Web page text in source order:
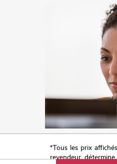
*Tous les prix
revendeur